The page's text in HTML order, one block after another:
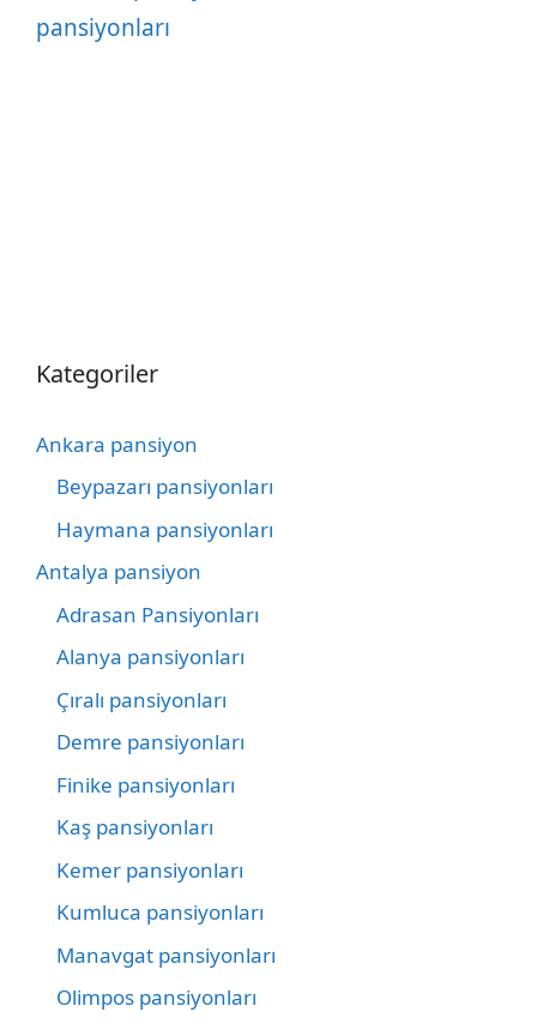
pansiyonları
Kategoriler
Ankara pansiyon
Beypazarı pansiyonları
Haymana pansiyonları
Antalya pansiyon
Adrasan Pansiyonları
Alanya pansiyonları
Çıralı pansiyonları
Demre pansiyonları
Finike pansiyonları
Kaş pansiyonları
Kemer pansiyonları
Kumluca pansiyonları
Manavgat pansiyonları
Olimpos pansiyonları